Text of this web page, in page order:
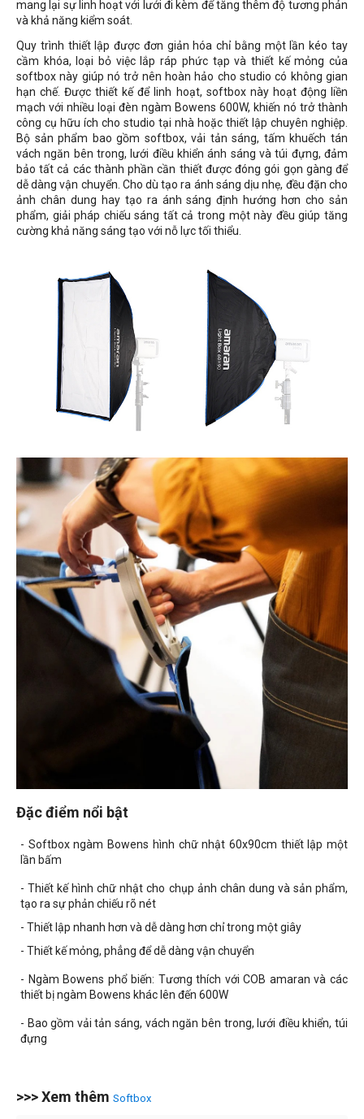
mang lại sự linh hoạt với lưới đi kèm để tăng thêm độ tương phản
và khả năng kiểm soát.
Quy trình thiết lập được đơn giản hóa chỉ bằng một lần kéo tay
cầm khóa, loại bỏ việc lắp ráp phức tạp và thiết kế mỏng của
softbox này giúp nó trở nên hoàn hảo cho studio có không gian
hạn chế. Được thiết kế để linh hoạt, softbox này hoạt động liền
mạch với nhiều loại đèn ngàm Bowens 600W, khiến nó trở thành
công cụ hữu ích cho studio tại nhà hoặc thiết lập chuyên nghiệp.
Bộ sản phẩm bao gồm softbox, vải tản sáng, tấm khuếch tán
vách ngăn bên trong, lưới điều khiển ánh sáng và túi đựng, đảm
bảo tất cả các thành phần cần thiết được đóng gói gọn gàng để
dễ dàng vận chuyển. Cho dù tạo ra ánh sáng dịu nhẹ, đều đặn cho
ảnh chân dung hay tạo ra ánh sáng định hướng hơn cho sản
phẩm, giải pháp chiếu sáng tất cả trong một này đều giúp tăng
cường khả năng sáng tạo với nỗ lực tối thiểu.
Đặc điểm nổi bật
- Softbox ngàm Bowens hình chữ nhật 60x90cm thiết lập một
lần bấm
- Thiết kế hình chữ nhật cho chụp ảnh chân dung và sản phẩm,
tạo ra sự phản chiếu rõ nét
- Thiết lập nhanh hơn và dễ dàng hơn chỉ trong một giây
- Thiết kế mỏng, phẳng để dễ dàng vận chuyển
- Ngàm Bowens phổ biến: Tương thích với COB amaran và các
thiết bị ngàm Bowens khác lên đến 600W
- Bao gồm vải tản sáng, vách ngăn bên trong, lưới điều khiển, túi
đựng
>>> Xem thêm Softbox